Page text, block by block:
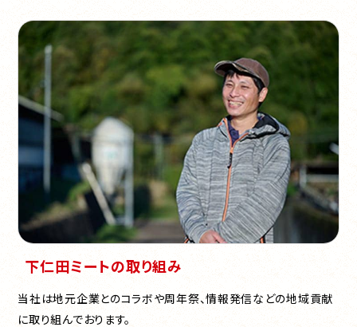
下仁田ミートの取り組み
当社は地元企業とのコラボや周年祭、情報発信などの地域貢献
に取り組んでおります。